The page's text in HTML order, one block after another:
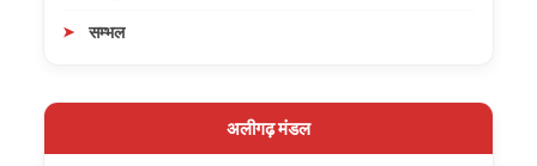
सम्भल
अलीगढ़ मंडल